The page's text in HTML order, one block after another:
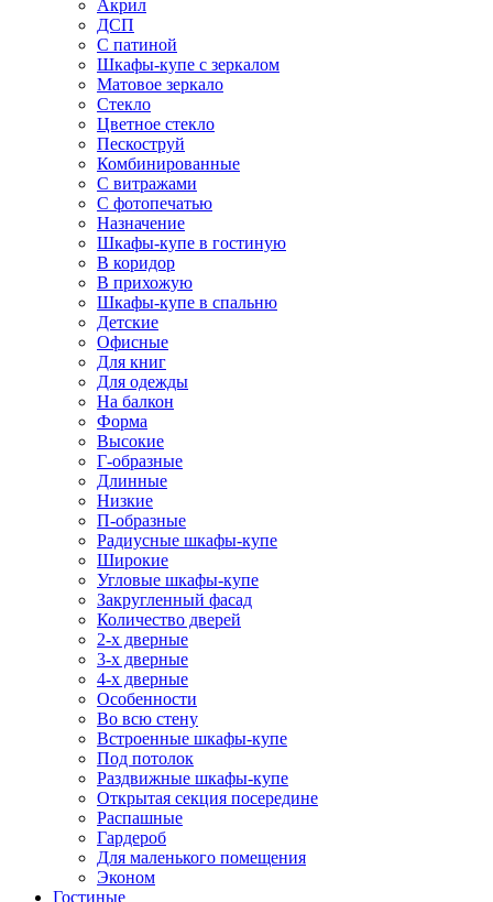
Акрил
ДСП
С патиной
Шкафы-купе с зеркалом
Матовое зеркало
Стекло
Цветное стекло
Пескоструй
Комбинированные
С витражами
С фотопечатью
Назначение
Шкафы-купе в гостиную
В коридор
В прихожую
Шкафы-купе в спальню
Детские
Офисные
Для книг
Для одежды
На балкон
Форма
Высокие
Г-образные
Длинные
Низкие
П-образные
Радиусные шкафы-купе
Широкие
Угловые шкафы-купе
Закругленный фасад
Количество дверей
2-х дверные
3-х дверные
4-х дверные
Особенности
Во всю стену
Встроенные шкафы-купе
Под потолок
Раздвижные шкафы-купе
Открытая секция посередине
Распашные
Гардероб
Для маленького помещения
Эконом
Гостиные